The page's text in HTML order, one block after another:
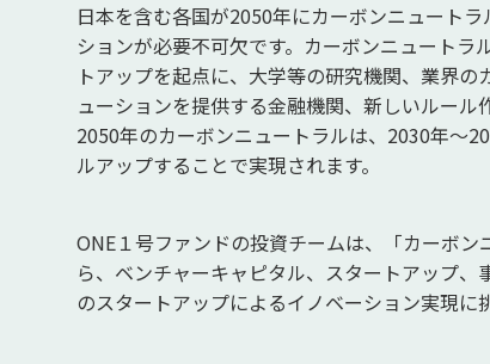
日本を含む各国が2050年にカーボンニュート
ションが必要不可欠です。カーボンニュート
トアップを起点に、大学等の研究機関、業界
ューションを提供する金融機関、新しいルール
2050年のカーボンニュートラルは、2030年～
ルアップすることで実現されます。
ONE１号ファンドの投資チームは、「カーボ
ら、ベンチャーキャピタル、スタートアップ
のスタートアップによるイノベーション実現に